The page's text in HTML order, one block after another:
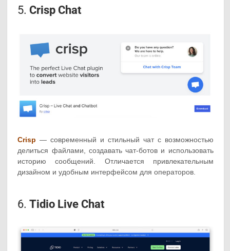
5. Crisp Chat
Crisp — современный и стильный чат с возможностью
делиться файлами, создавать чат-ботов и использовать
историю сообщений. Отличается привлекательным
дизайном и удобным интерфейсом для операторов.
6.Tidio Live Chat